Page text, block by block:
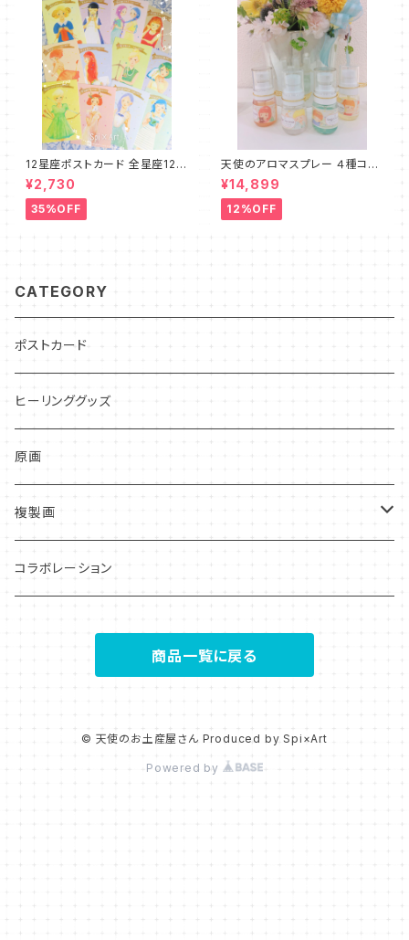
12星座ポストカード 全星座12種
セット☆プチリーディング＆ムー
ンサイクルカード付
¥2,730
35%OFF
天使のアロマスプレー ４種コン
プリートセット
¥14,899
12%OFF
CATEGORY
ポストカード
ヒーリンググッズ
原画
複製画
キャンバスアート
コラボレーション
商品一覧に戻る
© 天使のお土産屋さん Produced by Spi×Art
Powered by